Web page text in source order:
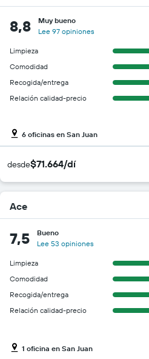
8,8
Muy bueno
Lee 97 opiniones
Limpieza
Comodidad
Recogida/entrega
Relación calidad-precio
6 oficinas en San Juan
desde$71.664/dí
Ace
7,5
Bueno
Lee 53 opiniones
Limpieza
Comodidad
Recogida/entrega
Relación calidad-precio
1 oficina en San Juan